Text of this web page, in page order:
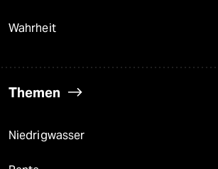
Wahrheit
Themen
Niedrigwasser